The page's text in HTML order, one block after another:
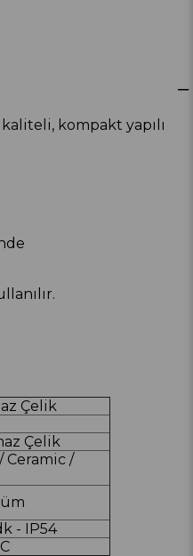
kompakt yapılı
Çelik
Çelik
Ceramic /
- IP54